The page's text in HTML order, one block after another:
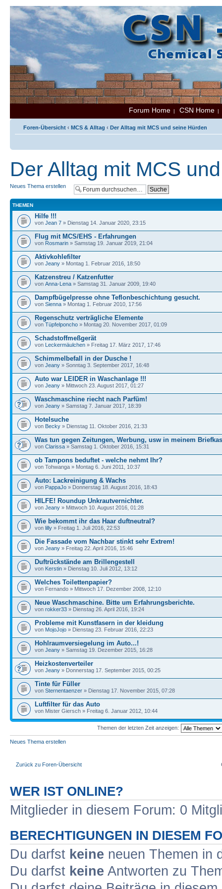
Forum Home | CSN Home
Foren-Übersicht ‹ MCS & Alltag ‹ Der Alltag mit MCS und seine Hürden
Der Alltag mit MCS
Neues Thema erstellen
THEMEN
Hilfe !!!
von Jean 7 » Dienstag 14. Januar 2020, 23:15
Flug mit MCS/EHS - Erfahrungen
von Rosmarin » Samstag 19. Januar 2019, 21:04
Aktivkohlefilter
von Jeany » Montag 1. Februar 2016, 18:50
Katzenstreu / Katzenfutter
von Anna-Lena » Samstag 31. Januar 2009, 19:40
Dampfbügelpresse ohne Teflonbeschichtung gesucht.
von Sienna » Montag 1. Februar 2010, 17:56
Regenschutz verträgliche Elemente
von Tüpfelponcho » Montag 20. November 2017, 01:09
Schadstoffmeßgerät
von Leckermäulchen » Freitag 17. März 2017, 17:46
Schimmelbefall in der Dusche !
von Jeany » Sonntag 3. September 2017, 16:48
Auto war LEIDER in Waschanlage !!!
von Jeany » Mittwoch 23. August 2017, 01:27
Waschmaschine riecht nach Parfüm!
von Jeany » Samstag 7. Januar 2017, 18:39
Hotelsuche
von Becky » Dienstag 11. Oktober 2016, 21:33
Was tun gegen Zeitungen, Werbung, usw in meinem
von Clarissa » Samstag 1. Oktober 2016, 15:31
ob Tampons beduftet - welche nehmt Ihr?
von Tohwanga » Montag 6. Juni 2011, 10:37
Auto: Lackreinigung & Wachs
von PappaJo » Donnerstag 18. August 2016, 18:43
HILFE! Roundup Unkrautvernichter.
von Jeany » Mittwoch 10. August 2016, 01:28
Wie bekommt ihr das Haar duftneutral?
von lilly » Freitag 1. Juli 2016, 22:53
Die Fassade vom Nachbar stinkt sehr Extrem!
von Jeany » Freitag 22. April 2016, 15:46
Duftrückstände am Brillengestell
von Kerstin » Dienstag 10. Juli 2012, 13:12
Welches Toilettenpapier?
von Fernando » Mittwoch 17. Dezember 2008, 12:10
Neue Waschmaschine. Bitte um Erfahrungsberichte.
von rokker33 » Dienstag 26. April 2016, 19:24
Probleme mit Kunstfasern in der kleidung
von MojoJojo » Dienstag 23. Februar 2016, 22:23
Hohlraumversiegelung im Auto...!
von Jeany » Samstag 19. Dezember 2015, 16:28
Heizkostenverteiler
von Jeany » Donnerstag 17. September 2015, 00:25
Tinte für Füller
von Sternentaenzer » Dienstag 17. November 2015, 07:28
Luftfilter für das Auto
von Mister Giersch » Freitag 6. Januar 2012, 10:44
Themen der letzten Zeit anzeigen:
Neues Thema erstellen
Zurück zu Foren-Übersicht
WER IST ONLINE?
Mitglieder in diesem Forum: 0
BERECHTIGUNGEN IN DIESEM
Du darfst keine neuen Themen in
Du darfst keine Antworten zu